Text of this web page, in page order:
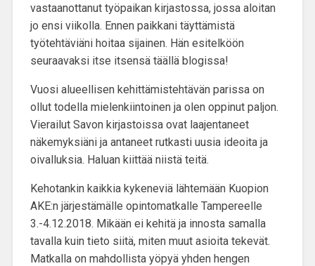
vastaanottanut työpaikan kirjastossa, jossa aloitan
jo ensi viikolla. Ennen paikkani täyttämistä
työtehtäviäni hoitaa sijainen. Hän esitelköön
seuraavaksi itse itsensä täällä blogissa!
Vuosi alueellisen kehittämistehtävän parissa on
ollut todella mielenkiintoinen ja olen oppinut paljon.
Vierailut Savon kirjastoissa ovat laajentaneet
näkemyksiäni ja antaneet rutkasti uusia ideoita ja
oivalluksia. Haluan kiittää niistä teitä.
Kehotankin kaikkia kykeneviä lähtemään Kuopion
AKE:n järjestämälle opintomatkalle Tampereelle
3.-4.12.2018. Mikään ei kehitä ja innosta samalla
tavalla kuin tieto siitä, miten muut asioita tekevät.
Matkalla on mahdollista yöpyä yhden hengen